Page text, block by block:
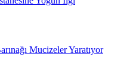
Mucizeler Yaratıyor